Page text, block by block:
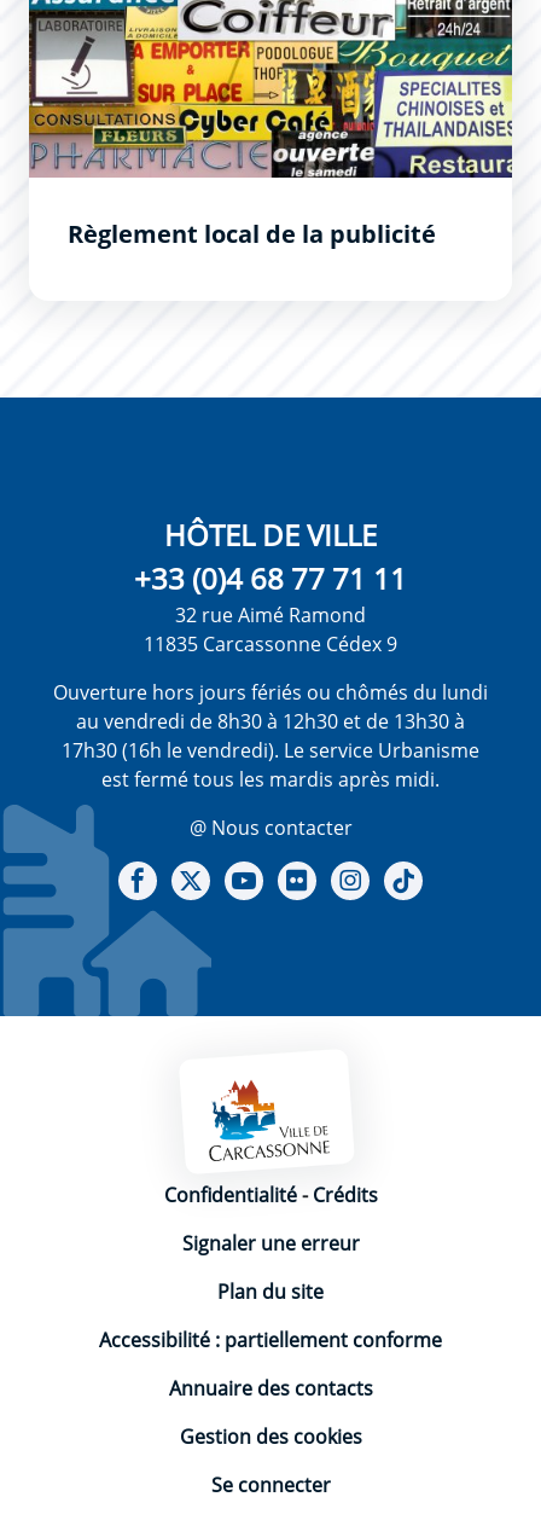
Règlement local de la publicité
HÔTEL DE VILLE
+33 (0)4 68 77 71 11
32 rue Aimé Ramond
11835 Carcassonne Cédex 9
Ouverture hors jours fériés ou chômés du lundi
au vendredi de 8h30 à 12h30 et de 13h30 à
17h30 (16h le vendredi). Le service Urbanisme
est fermé tous les mardis après midi.
@ Nous contacter
Notre Facebook
Notre X - (twitter)
Notre chaine Youtube
Notre Gallerie sur Flickr
Notre Instagram
Mentions légales
Confidentialité-Crédits
Signaler une erreur
Plan du site
Accessibilité : partiellement conforme
Annuaire des contacts
Gestion des cookies
Se connecter